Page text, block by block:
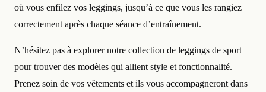
où vous enfilez vos leggings, jusqu’à ce que vous les rangiez
correctement après chaque séance d’entraînement.
N’hésitez pas à explorer notre collection de leggings de sport
pour trouver des modèles qui allient style et fonctionnalité.
Prenez soin de vos vêtements et ils vous accompagneront dans